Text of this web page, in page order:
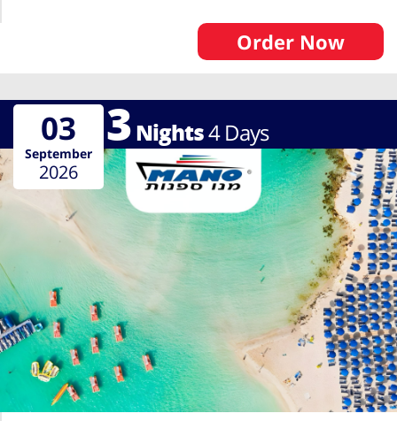
Order Now
3Nights4Days
03
September
2026